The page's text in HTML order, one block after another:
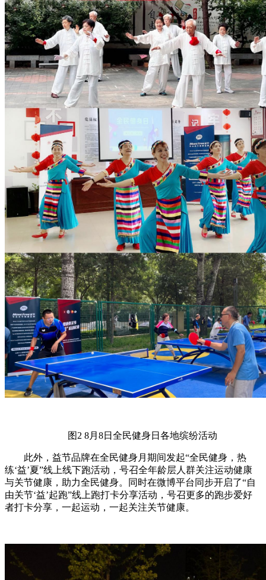
图2 8月8日全民健身日各地缤纷活动
此外，益节品牌在全民健身月期间发起“全民健身，热
练‘益’夏”线上线下跑活动，号召全年龄层人群关注运动健康
与关节健康，助力全民健身。同时在微博平台同步开启了“自
由关节‘益’起跑”线上跑打卡分享活动，号召更多的跑步爱好
者打卡分享，一起运动，一起关注关节健康。